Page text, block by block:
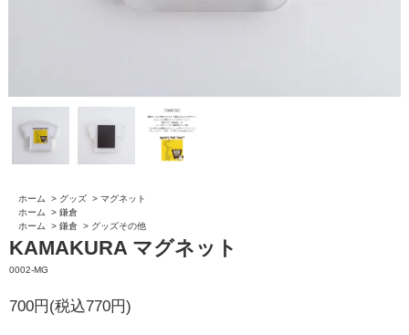
ホーム > グッズ > マグネット
ホーム
> 鎌倉
ホーム
> 鎌倉 > グッズその他
KAMAKURA マグネット
0002-MG
700円(税込770円)